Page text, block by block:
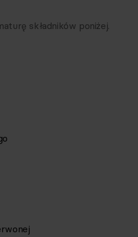
składników poniżej.
z ilościami i wagami